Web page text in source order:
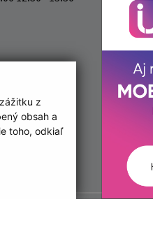
z
obsah a
toho, odkiaľ